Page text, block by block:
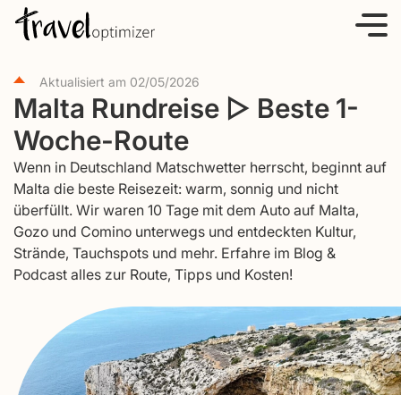
Aktualisiert am 02/05/2026
Malta Rundreise ▷ Beste 1-
Woche-Route
Wenn in Deutschland Matschwetter herrscht, beginnt auf
Malta die beste Reisezeit: warm, sonnig und nicht
überfüllt. Wir waren 10 Tage mit dem Auto auf Malta,
Gozo und Comino unterwegs und entdeckten Kultur,
Strände, Tauchspots und mehr. Erfahre im Blog &
Podcast alles zur Route, Tipps und Kosten!